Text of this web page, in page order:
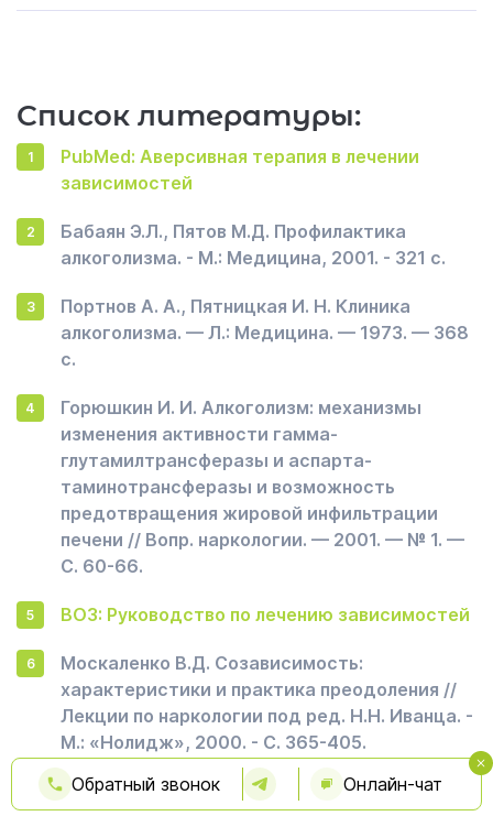
Обратный звонок Онлайн-чат
Список литературы:
PubMed: Аверсивная терапия в лечении
зависимостей
Бабаян Э.Л., Пятов М.Д. Профилактика
алкоголизма. - М.: Медицина, 2001. - 321 с.
Портнов А. А., Пятницкая И. Н. Клиника
алкоголизма. — Л.: Медицина. — 1973. — 368
с.
Горюшкин И. И. Алкоголизм: механизмы
изменения активности гамма-
глутамилтрансферазы и аспарта-
таминотрансферазы и возможность
предотвращения жировой инфильтрации
печени // Вопр. наркологии. — 2001. — № 1. —
С. 60-66.
ВОЗ: Руководство по лечению зависимостей
Москаленко В.Д. Созависимость:
характеристики и практика преодоления //
Лекции по наркологии под ред. Н.Н. Иванца. -
М.: «Нолидж», 2000. - С. 365-405.